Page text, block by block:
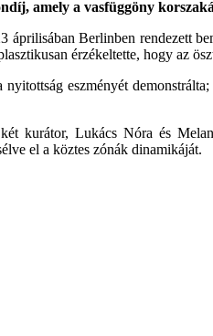
amely a vasfüggöny
áprilisában Berlinben rendezett
érzékeltette, hogy az
eszményét
kurátor, Lukács Nóra és
el a köztes zónák dinamikáját.